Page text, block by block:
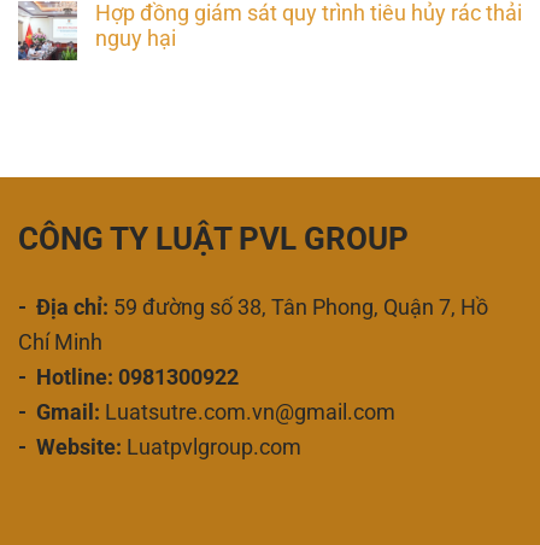
Hợp đồng giám sát quy trình tiêu hủy rác thải
nguy hại
CÔNG TY LUẬT PVL GROUP
- Địa chỉ: 59 đường số 38, Tân Phong, Quận 7, Hồ
Chí Minh
- Hotline: 0981300922
- Gmail: Luatsutre.com.vn@gmail.com
- Website: Luatpvlgroup.com